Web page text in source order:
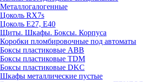
Металлогалогенные
Цоколь RX7s
Цоколь Е27, E40
Щиты. Шкафы. Боксы. Корпуса
Коробки пломбировочные под автоматы
Боксы пластиковые ABB
Боксы пластиковые TDM
Боксы пластиковые DKC
Шкафы металлические пустые